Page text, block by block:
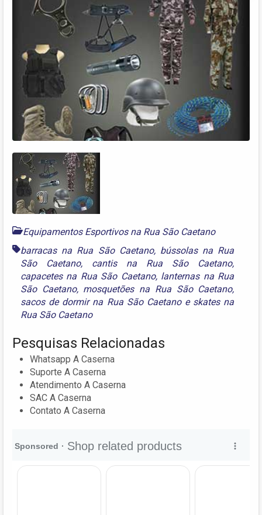
Equipamentos Esportivos na Rua São Caetano
barracas na Rua São Caetano, bússolas na Rua
São Caetano, cantis na Rua São Caetano,
capacetes na Rua São Caetano, lanternas na Rua
São Caetano, mosquetões na Rua São Caetano,
sacos de dormir na Rua São Caetanoe skates na
Rua São Caetano
Pesquisas Relacionadas
Whatsapp A Caserna
Suporte A Caserna
Atendimento A Caserna
SAC A Caserna
Contato A Caserna